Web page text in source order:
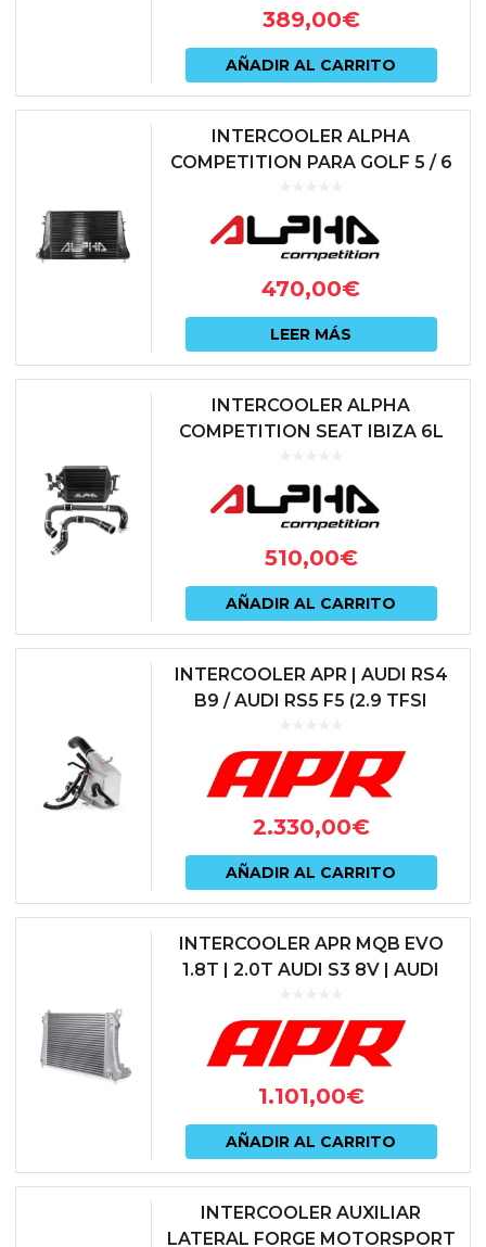
389,00€
AÑADIR AL CARRITO
INTERCOOLER ALPHA
COMPETITION PARA GOLF 5 / 6
470,00€
LEER MÁS
INTERCOOLER ALPHA
COMPETITION SEAT IBIZA 6L
1.9TDI | SKODA FABIA VRS
1.9TDI
510,00€
AÑADIR AL CARRITO
INTERCOOLER APR | AUDI RS4
B9 / AUDI RS5 F5 (2.9 TFSI
2.330,00€
AÑADIR AL CARRITO
INTERCOOLER APR MQB EVO
1.8T | 2.0T AUDI S3 8V | AUDI
SKODA OCTAVIA 5E vRS | VO...
1.101,00€
AÑADIR AL CARRITO
INTERCOOLER AUXILIAR
LATERAL FORGE MOTORSPORT